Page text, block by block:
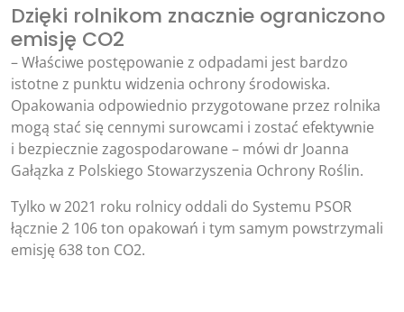
Dzięki rolnikom znacznie ograniczono
emisję CO2
– Właściwe postępowanie z odpadami jest bardzo
istotne z punktu widzenia ochrony środowiska.
Opakowania odpowiednio przygotowane przez rolnika
mogą stać się cennymi surowcami i zostać efektywnie
i bezpiecznie zagospodarowane – mówi dr Joanna
Gałązka z Polskiego Stowarzyszenia Ochrony Roślin.
Tylko w 2021 roku rolnicy oddali do Systemu PSOR
łącznie 2 106 ton opakowań i tym samym powstrzymali
emisję 638 ton CO2.